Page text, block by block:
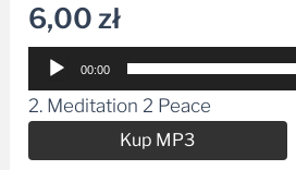
6,00zł
Odtwarzacz
plików
dźwiękowych
00:00
2. Meditation 2 Peace
Kup MP3